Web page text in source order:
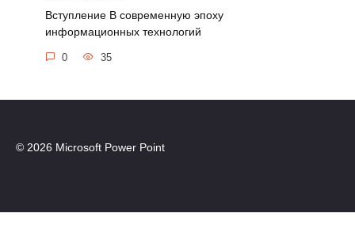
Вступление В современную эпоху
информационных технологий
0 35
© 2026 Microsoft Power Point